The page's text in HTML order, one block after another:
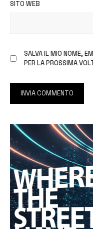
SITO WEB
SALVA IL MIO NOME,
PER LA PROSSIMA